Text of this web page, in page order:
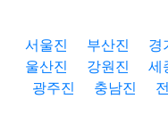
서울진 부산진 경
울산진
강원진 세
광주진
충남진